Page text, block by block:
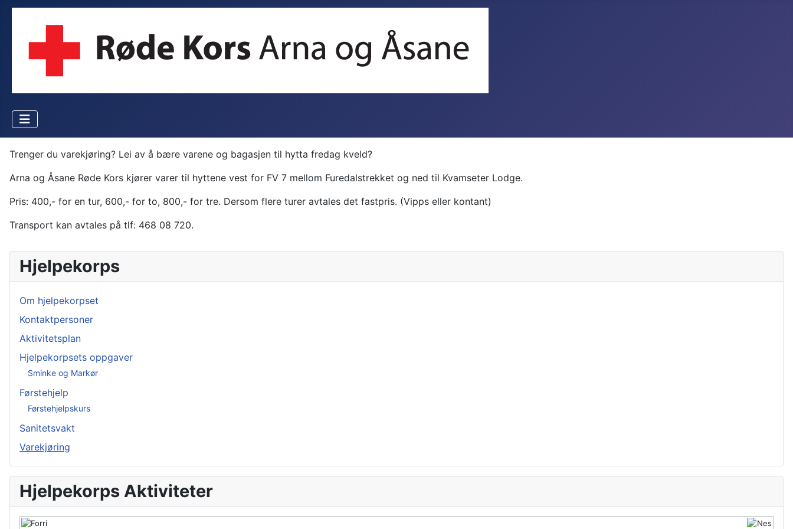
Trenger du varekjøring? Lei av å bære varene og bagasjen til hytta fredag kveld?
Arna og Åsane Røde Kors kjører varer til hyttene vest for FV 7 mellom Furedalstrekket og ned til Kvamseter Lodge.
Pris: 400,- for en tur, 600,- for to, 800,- for tre. Dersom flere turer avtales det fastpris. (Vipps eller kontant)
Transport kan avtales på tlf: 468 08 720.
Hjelpekorps
Om hjelpekorpset
Kontaktpersoner
Aktivitetsplan
Hjelpekorpsets oppgaver
Sminke og Markør
Førstehjelp
Førstehjelpskurs
Sanitetsvakt
Varekjøring
Hjelpekorps Aktiviteter